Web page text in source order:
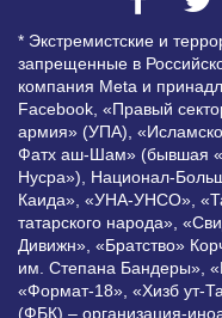
* Экстремистские и
запрещенные в
компания Meta и
Facebook, «Правый
армия» (УПА),
Фатх аш-Шам» (бывшая
Нусра»), Национал-
Каида», «УНА-УНСО»,
татарского народа»,
Дивижн», «Братство»
им. Степана Бандеры»,
«Формат-18», «Хизб ут-
(ФБК) – организация-